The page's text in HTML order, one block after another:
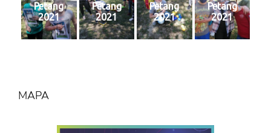
Petang
2021
Petang
2021
Petang
2021
Petang
2021
MAPA